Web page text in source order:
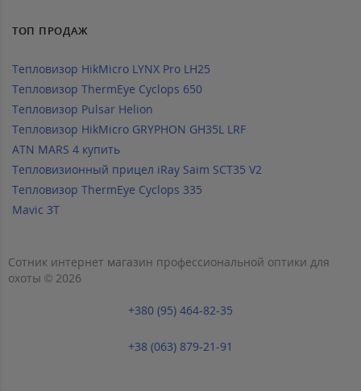
ТОП ПРОДАЖ
Тепловизор HikMicro LYNX Pro LH25
Тепловизор ThermEye Cyclops 650
Тепловизор Pulsar Helion
Тепловизор HikMicro GRYPHON GH35L LRF
ATN MARS 4 купить
Тепловизионный прицел iRay Saim SCT35 V2
Тепловизор ThermEye Cyclops 335
Mavic 3T
Сотник интернет магазин профессиональной оптики для
охоты © 2026
+380 (95) 464-82-35
+38 (063) 879-21-91